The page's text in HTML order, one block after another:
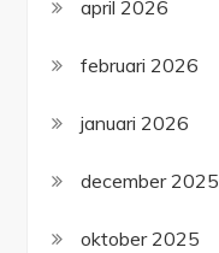
april 2026
februari 2026
januari 2026
december 2025
oktober 2025